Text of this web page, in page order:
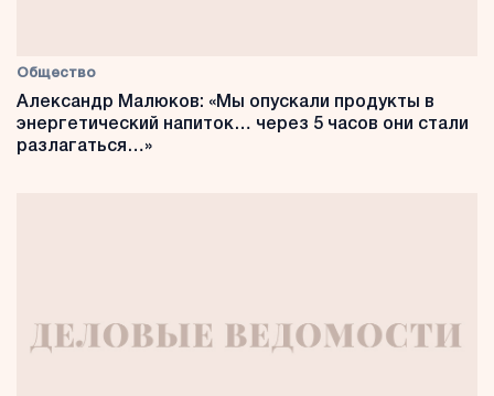
Общество
Александр Малюков: «Мы опускали продукты в
энергетический напиток… через 5 часов они стали
разлагаться…»